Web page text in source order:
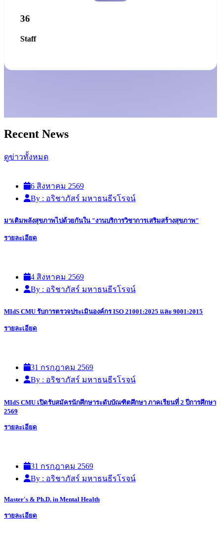
36
Staff
Recent News
ดูข่าวทั้งหมด
6 สิงหาคม 2569
By : อริชาภัสร์ มหาธนธีรโรจน์
มาเติมพลังสุขภาพไปด้วยกันใน "งานบริการวิชาการเสริมสร้างสุขภาพ"
รายละเอียด
4 สิงหาคม 2569
By : อริชาภัสร์ มหาธนธีรโรจน์
MIdS CMU รับการตรวจประเมินองค์กร ISO 21001:2025 และ 9001:2015
รายละเอียด
31 กรกฎาคม 2569
By : อริชาภัสร์ มหาธนธีรโรจน์
MIdS CMU เปิดรับสมัครนักศึกษาระดับบัณฑิตศึกษา ภาคเรียนที่ 2 ปีการศึกษา
2569
รายละเอียด
31 กรกฎาคม 2569
By : อริชาภัสร์ มหาธนธีรโรจน์
Master's & Ph.D. in Mental Health
รายละเอียด